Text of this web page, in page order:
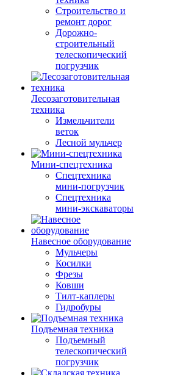
Строительство и
ремонт дорог
Дорожно-
строительный
телескопический
погрузчик
Лесозаготовительная
техника
Измельчители
веток
Лесной мульчер
Мини-спецтехника
Спецтехника
мини-погрузчик
Спецтехника
мини-экскаваторы
Навесное оборудование
Мульчеры
Косилки
Фрезы
Ковши
Тилт-каплеры
Гидробуры
Подъемная техника
Подъемный
телескопический
погрузчик